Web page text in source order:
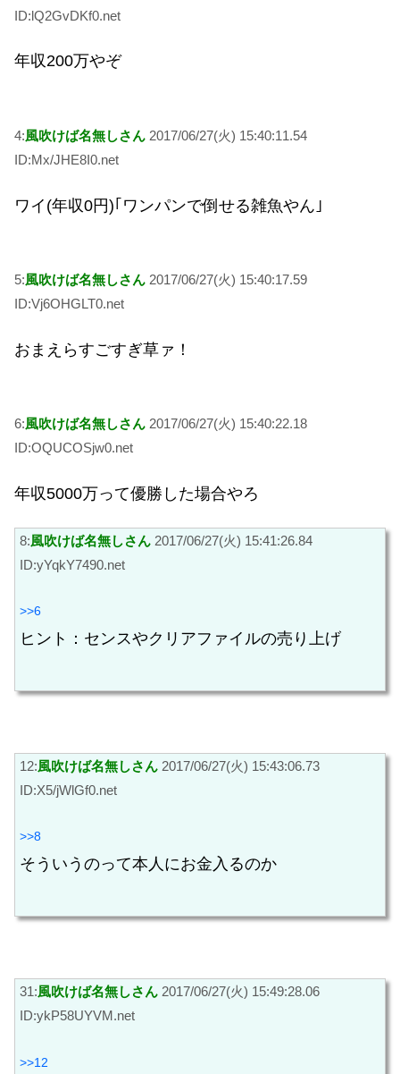
ID:lQ2GvDKf0.net
年収200万やぞ
4:風吹けば名無しさん 2017/06/27(火) 15:40:11.54
ID:Mx/JHE8I0.net
ワイ(年収0円)｢ワンパンで倒せる雑魚やん｣
5:風吹けば名無しさん 2017/06/27(火) 15:40:17.59
ID:Vj6OHGLT0.net
おまえらすごすぎ草ァ！
6:風吹けば名無しさん 2017/06/27(火) 15:40:22.18
ID:OQUCOSjw0.net
年収5000万って優勝した場合やろ
8:風吹けば名無しさん 2017/06/27(火) 15:41:26.84
ID:yYqkY7490.net
>>6
ヒント：センスやクリアファイルの売り上げ
12:風吹けば名無しさん 2017/06/27(火) 15:43:06.73
ID:X5/jWlGf0.net
>>8
そういうのって本人にお金入るのか
31:風吹けば名無しさん 2017/06/27(火) 15:49:28.06
ID:ykP58UYVM.net
>>12